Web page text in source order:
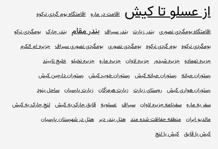
از عسلو تا کیش اقامت در مارو اقامتگاه بوم گردی نرکوه
اقامتگاه بومگردی نصوری بندر زیارت بندر سیراف بندر مقام بندر چارک بومگردی نرکو
بومگردی نرکوه بوم گردی نرکوه بومگردی نصوری بومگردی نصوری سیراف جزیره ام الکرم
جزیره تهمادو جزیره شیدور جزیره لاوان جزیره مارو جزیره نخیلو خلیج نایبند
رستوران حبانه رستوران حبانه کیش رستوران خوب کیش رستوران دارچین کیش
رستوران هواری کیش روستای زیارت زیارت هرمزگان زیارت پارسیان ساحل بنود
سفر به مارو سفرنامه جزیره لاوان سیراف عسلویه قایق چارک به کیش لنج چارک به کیش
مالدیو ایران منطقه حفاظت شده مند هتل بندر دیر هتل در شهرستان پارسیان
کیش با قایق کیش با لنج